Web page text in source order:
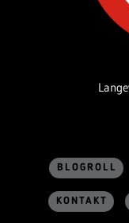
BLOGROLL
KONTAKT